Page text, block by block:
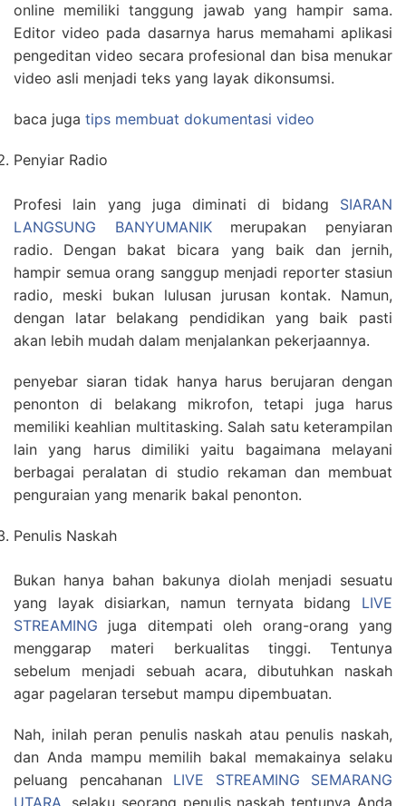
online memiliki tanggung jawab yang hampir sama.
Editor video pada dasarnya harus memahami aplikasi
pengeditan video secara profesional dan bisa menukar
video asli menjadi teks yang layak dikonsumsi.
baca juga tips membuat dokumentasi video
Penyiar Radio
Profesi lain yang juga diminati di bidang SIARAN
LANGSUNG BANYUMANIKmerupakan penyiaran
radio. Dengan bakat bicara yang baik dan jernih,
hampir semua orang sanggup menjadi reporter stasiun
radio, meski bukan lulusan jurusan kontak. Namun,
dengan latar belakang pendidikan yang baik pasti
akan lebih mudah dalam menjalankan pekerjaannya.
penyebar siaran tidak hanya harus berujaran dengan
penonton di belakang mikrofon, tetapi juga harus
memiliki keahlian multitasking. Salah satu keterampilan
lain yang harus dimiliki yaitu bagaimana melayani
berbagai peralatan di studio rekaman dan membuat
penguraian yang menarik bakal penonton.
Penulis Naskah
Bukan hanya bahan bakunya diolah menjadi sesuatu
yang layak disiarkan, namun ternyata bidang LIVE
STREAMING juga ditempati oleh orang-orang yang
menggarap materi berkualitas tinggi. Tentunya
sebelum menjadi sebuah acara, dibutuhkan naskah
agar pagelaran tersebut mampu dipembuatan.
Nah, inilah peran penulis naskah atau penulis naskah,
dan Anda mampu memilih bakal memakainya selaku
peluang pencahanan LIVE STREAMING SEMARANG